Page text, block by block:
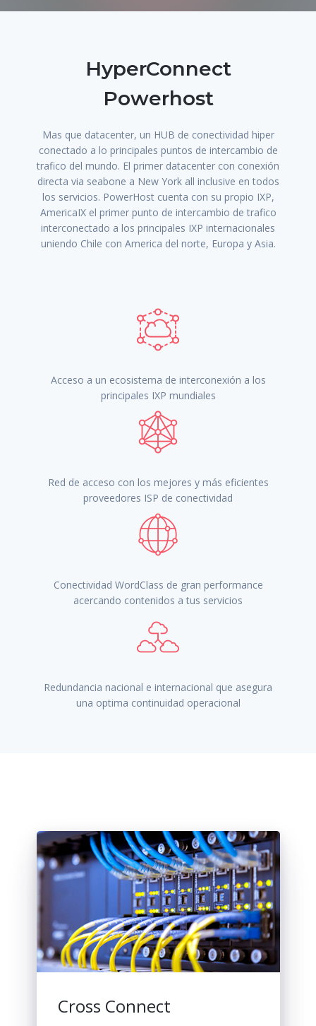
HyperConnect
Powerhost
Mas que datacenter, un HUB de conectividad hiper
conectado a lo principales puntos de intercambio de
trafico del mundo. El primer datacenter con conexión
directa via seabone a New York all inclusive en todos
los servicios. PowerHost cuenta con su propio IXP,
AmericaIX el primer punto de intercambio de trafico
interconectado a los principales IXP internacionales
uniendo Chile con America del norte, Europa y Asia.
Acceso a un ecosistema de interconexión a los
principales IXP mundiales
Red de acceso con los mejores y más eficientes
proveedores ISP de conectividad
Conectividad WordClass de gran performance
acercando contenidos a tus servicios
Redundancia nacional e internacional que asegura
una optima continuidad operacional
Cross Connect